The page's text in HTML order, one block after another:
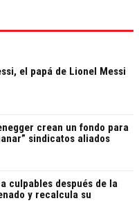
el papá de Lionel Messi
crean un fondo para
sindicatos aliados
culpables después de la
y recalcula su